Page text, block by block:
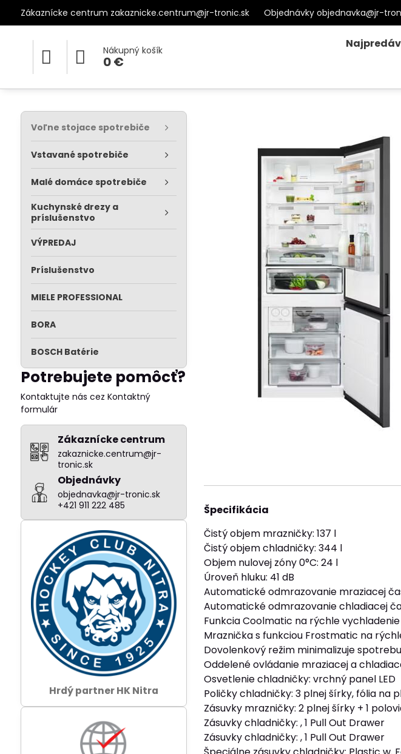
Zákaznícke centrum zakaznicke.centrum@jr-tronic.sk Objednávky objednavka@jr-
Nákupný košík
0 €
Špecifikácia
Čistý objem mrazničky: 137 l
Čistý objem chladničky: 344 l
Objem nulovej zóny 0°C: 24 l
Úroveň hluku: 41 dB
Automatické odmrazovanie mraziacej
Automatické odmrazovanie chladiacej
Funkcia Coolmatic na rýchle
Mraznička s funkciou Frostmatic na
Dovolenkový režim minimalizuje
Oddelené ovládanie mraziacej a
Osvetlenie chladničky: vrchný panel LED
Poličky chladničky: 3 plnej šírky, fólia na
Zásuvky mrazničky: 2 plnej šírky + 1
Zásuvky chladničky: , 1 Pull Out Drawer
Zásuvky chladničky: , 1 Pull Out Drawer
Voľne stojace spotrebiče
Vstavané spotrebiče
Malé domáce spotrebiče
Kuchynské drezy a
príslušenstvo
VÝPREDAJ
Príslušenstvo
MIELE PROFESSIONAL
BORA
BOSCH Batérie
Potrebujete pomôcť?
Kontaktujte nás cez Kontaktný
formulár
Zákaznícke centrum
zakaznicke.centrum@jr-
tronic.sk
Objednávky
objednavka@jr-tronic.sk
+421 911 222 485
Hrdý partner HK Nitra